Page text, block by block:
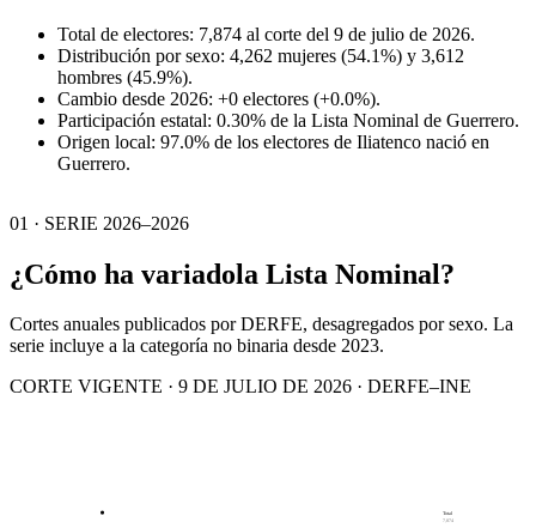
Total de electores: 7,874 al corte del 9 de julio de 2026.
Distribución por sexo: 4,262 mujeres (54.1%) y 3,612
hombres (45.9%).
Cambio desde 2026: +0 electores (+0.0%).
Participación estatal: 0.30% de la Lista Nominal de Guerrero.
Origen local: 97.0% de los electores de Iliatenco nació en
Guerrero.
01 · SERIE 2026–2026
¿Cómo ha variadola Lista Nominal?
Cortes anuales publicados por DERFE, desagregados por sexo. La
serie incluye a la categoría no binaria desde 2023.
CORTE VIGENTE · 9 DE JULIO DE 2026 · DERFE–INE
Total
7,874